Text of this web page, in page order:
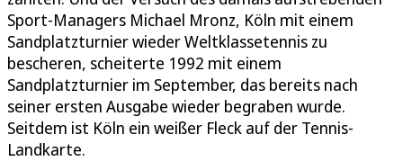
Sport-Managers Michael Mronz, Köln mit einem
Sandplatzturnier wieder Weltklassetennis zu
bescheren, scheiterte 1992 mit einem
Sandplatzturnier im September, das bereits nach
seiner ersten Ausgabe wieder begraben wurde.
Seitdem ist Köln ein weißer Fleck auf der Tennis-
Landkarte.